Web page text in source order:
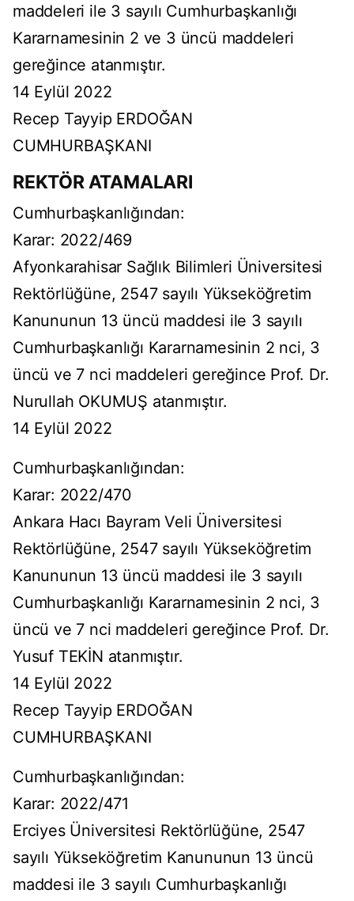
maddeleri ile 3 sayılı Cumhurbaşkanlığı
Kararnamesinin 2 ve 3 üncü maddeleri
gereğince atanmıştır.
14 Eylül 2022
Recep Tayyip ERDOĞAN
CUMHURBAŞKANI
REKTÖR ATAMALARI
Cumhurbaşkanlığından:
Karar: 2022/469
Afyonkarahisar Sağlık Bilimleri Üniversitesi
Rektörlüğüne, 2547 sayılı Yükseköğretim
Kanununun 13 üncü maddesi ile 3 sayılı
Cumhurbaşkanlığı Kararnamesinin 2 nci, 3
üncü ve 7 nci maddeleri gereğince Prof. Dr.
Nurullah OKUMUŞ atanmıştır.
14 Eylül 2022
Cumhurbaşkanlığından:
Karar: 2022/470
Ankara Hacı Bayram Veli Üniversitesi
Rektörlüğüne, 2547 sayılı Yükseköğretim
Kanununun 13 üncü maddesi ile 3 sayılı
Cumhurbaşkanlığı Kararnamesinin 2 nci, 3
üncü ve 7 nci maddeleri gereğince Prof. Dr.
Yusuf TEKİN atanmıştır.
14 Eylül 2022
Recep Tayyip ERDOĞAN
CUMHURBAŞKANI
Cumhurbaşkanlığından:
Karar: 2022/471
Erciyes Üniversitesi Rektörlüğüne, 2547
sayılı Yükseköğretim Kanununun 13 üncü
maddesi ile 3 sayılı Cumhurbaşkanlığı